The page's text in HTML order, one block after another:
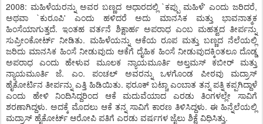
2008: ಮಹಿಳೆಯರನ್ನು ಅವರ ಬಣ್ಣದ ಆಧಾರದಲ್ಲಿ `ಕಪ್ಪು ಮಹಿಳೆ' ಎಂದು ಜರಿದರೆ,
ಅಥವಾ `ಕುರೂಪಿ' ಎಂದು ಹಳಿದರೆ ಅದು ಮಾನಸಿಕ ಮತ್ತು ಭಾವನಾತ್ಮಕ
ಹಿಂಸೆಯಾಗುತ್ತದೆ. ಇಂತಹ ವರ್ತನೆ ಶಿಕ್ಷಾರ್ಹ ಅಪರಾಧ ಎಂಬ ಮಹತ್ವದ ತೀರ್ಪನ್ನು
ಸುಪ್ರೀಂಕೋರ್ಟ್ ನೀಡಿತು. ಮಹಿಳೆಯನ್ನು ಆಕೆಯ ರೂಪ ಮತ್ತು ಬಣ್ಣದ ನೆಲೆಯಲ್ಲಿ
ಜರಿದು ಮಾನಸಿಕ ಹಿಂಸೆ ನೀಡುವುದು ಆಕೆಗೆ ದೈಹಿಕ ಹಿಂಸೆ ನೀಡುವುದಕ್ಕಿಂತಲೂ ದೊಡ್ಡ
ಅಪರಾಧ ಎಂದು ಹೇಳುವ ಮೂಲಕ ನ್ಯಾಯಮೂರ್ತಿ ಅಲ್ತಮಸ್ ಕಬೀರ್ ಮತ್ತು
ನ್ಯಾಯಮೂರ್ತಿ ಜೆ. ಎಂ. ಪಂಚಲ್ ಅವರನ್ನು ಒಳಗೊಂಡ ಪೀಠವು ಮದ್ರಾಸ್
ಹೈಕೋರ್ಟಿನ ತೀರ್ಪನ್ನು ಎತ್ತಿ ಹಿಡಿಯಿತು. ಫರೂಕ್ ಬಟ್ಚಾ ಎಂಬಾತ ತನ್ನ ಪತ್ನಿ ಕಪ್ಪಗಿದ್ದಾಳೆ
ಎಂದು ಹೇಳಿ ನಿಂದಿಸಿದ್ದರಿಂದ ಆಕೆ ಮದುವೆಯಾದ ಎರಡು ತಿಂಗಳಲ್ಲೇ ಸಾವಿಗೆ
ಶರಣಾಗಿದ್ದಳು. ಅದಕ್ಕೆ ಮೊದಲು ಆಕೆ ತನ್ನ ಸಾವಿಗೆ ಕಾರಣ ತಿಳಿಸಿದ್ದಳು. ಈ ಹಿನ್ನೆಲೆಯಲ್ಲಿ
ಮದ್ರಾಸ್ ಹೈಕೋರ್ಟ್ ಆರೋಪಿ ಪತಿಗೆ ಎರಡು ವರ್ಷಗಳ ಜೈಲು ಶಿಕ್ಷೆ ವಿಧಿಸಿತ್ತು.